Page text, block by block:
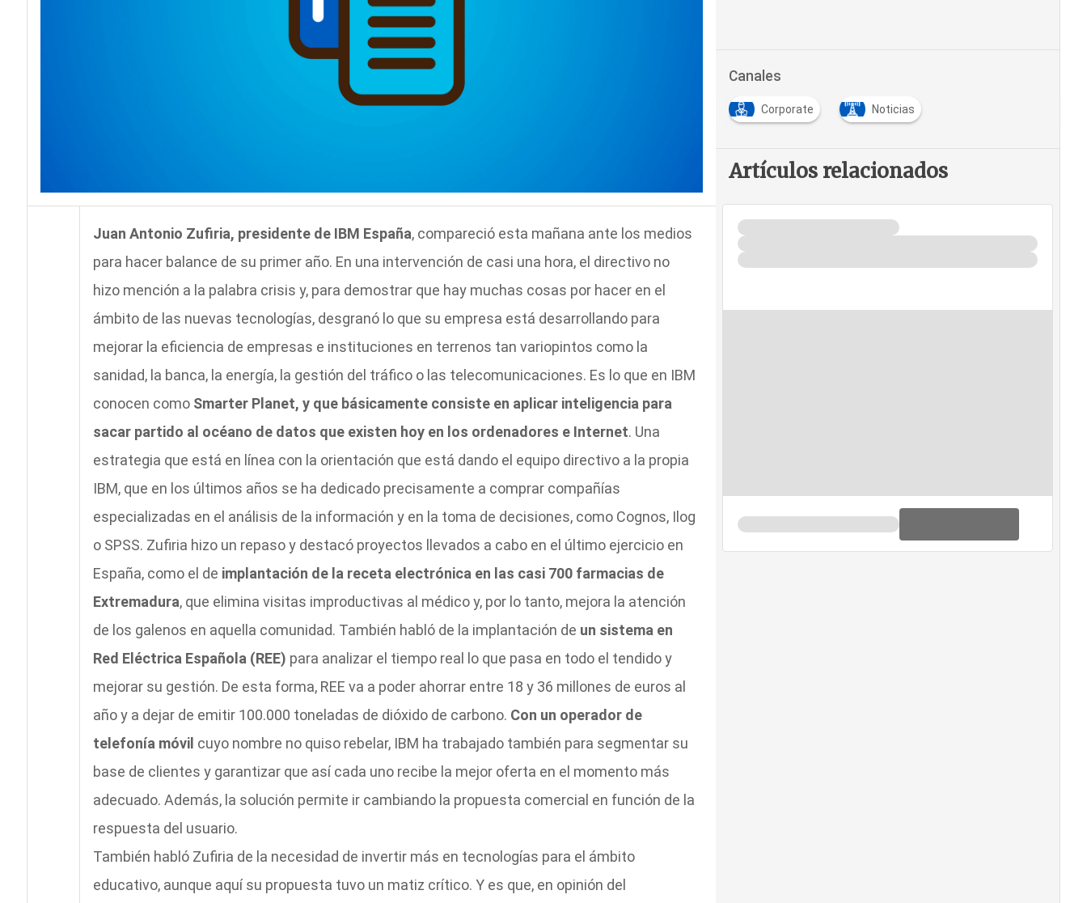
Juan Antonio Zufiria, presidente de IBM España, compareció esta mañana ante los medios
para hacer balance de su primer año. En una intervención de casi una hora, el directivo no
hizo mención a la palabra crisis y, para demostrar que hay muchas cosas por hacer en el
ámbito de las nuevas tecnologías, desgranó lo que su empresa está desarrollando para
mejorar la eficiencia de empresas e instituciones en terrenos tan variopintos como la
sanidad, la banca, la energía, la gestión del tráfico o las telecomunicaciones. Es lo que en IBM
conocen como Smarter Planet, y que básicamente consiste en aplicar inteligencia para
sacar partido al océano de datos que existen hoy en los ordenadores e Internet. Una
estrategia que está en línea con la orientación que está dando el equipo directivo a la propia
IBM, que en los últimos años se ha dedicado precisamente a comprar compañías
especializadas en el análisis de la información y en la toma de decisiones, como Cognos, Ilog
o SPSS. Zufiria hizo un repaso y destacó proyectos llevados a cabo en el último ejercicio en
España, como el de implantación de la receta electrónica en las casi 700 farmacias de
Extremadura, que elimina visitas improductivas al médico y, por lo tanto, mejora la atención
de los galenos en aquella comunidad. También habló de la implantación de un sistema en
Red Eléctrica Española (REE) para analizar el tiempo real lo que pasa en todo el tendido y
mejorar su gestión. De esta forma, REE va a poder ahorrar entre 18 y 36 millones de euros al
año y a dejar de emitir 100.000 toneladas de dióxido de carbono. Con un operador de
telefonía móvil cuyo nombre no quiso rebelar, IBM ha trabajado también para segmentar su
base de clientes y garantizar que así cada uno recibe la mejor oferta en el momento más
adecuado. Además, la solución permite ir cambiando la propuesta comercial en función de la
respuesta del usuario.
También habló Zufiria de la necesidad de invertir más en tecnologías para el ámbito
educativo, aunque aquí su propuesta tuvo un matiz crítico. Y es que, en opinión del
Canales
Corporate Noticias
Artículos relacionados